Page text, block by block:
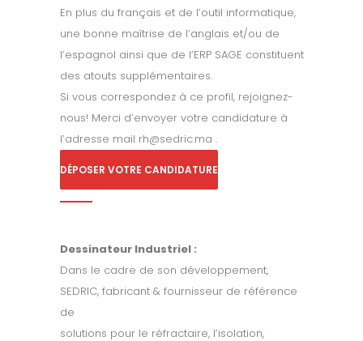
En plus du français et de l’outil informatique,
une bonne maîtrise de l’anglais et/ou de
l’espagnol ainsi que de l’ERP SAGE constituent
des atouts supplémentaires.
Si vous correspondez à ce profil, rejoignez-
nous! Merci d’envoyer votre candidature à
l’adresse mail rh@sedric.ma .
DÉPOSER VOTRE CANDIDATURE
Dessinateur Industriel :
Dans le cadre de son développement,
SEDRIC, fabricant & fournisseur de référence
de
solutions pour le réfractaire, l’isolation,